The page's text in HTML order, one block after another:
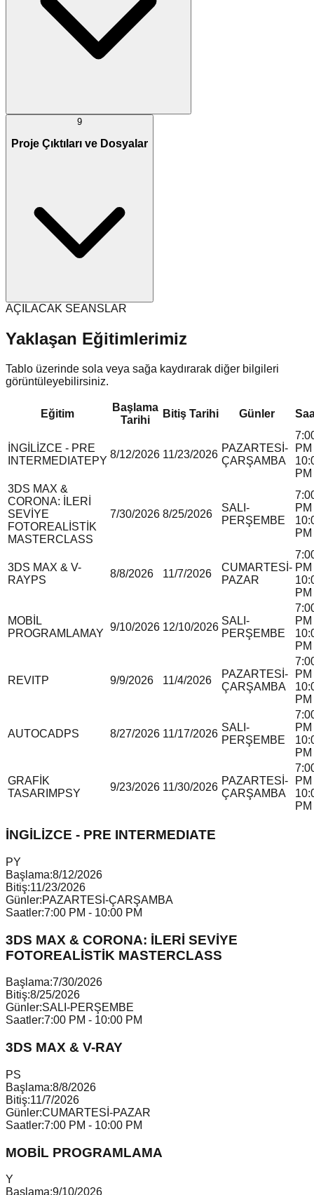
9
Proje Çıktıları ve Dosyalar
AÇILACAK SEANSLAR
Yaklaşan Eğitimlerimiz
Tablo üzerinde sola veya sağa kaydırarak diğer bilgileri
görüntüleyebilirsiniz.
Eğitim
Başlama
Tarihi
Bitiş Tarihi Günler
İNGİLİZCE - PRE
INTERMEDIATEPY
8/12/2026 11/23/2026
PAZARTESİ-
ÇARŞAMBA
PM
PM
3DS MAX &
CORONA: İLERİ
SEVİYE
FOTOREALİSTİK
MASTERCLASS
7/30/2026 8/25/2026
SALI-
PERŞEMBE
PM
PM
3DS MAX & V-
RAYPS
8/8/2026 11/7/2026
CUMARTESİ-
PAZAR
PM
PM
MOBİL
PROGRAMLAMAY
9/10/2026 12/10/2026
SALI-
PERŞEMBE
PM
PM
REVITP 9/9/2026 11/4/2026
PAZARTESİ-
ÇARŞAMBA
PM
PM
AUTOCADPS 8/27/2026 11/17/2026
SALI-
PERŞEMBE
PM
PM
GRAFİK
TASARIM PSY
9/23/2026 11/30/2026
PAZARTESİ-
ÇARŞAMBA
PM
PM
İNGİLİZCE - PRE INTERMEDIATE
PY
Başlama:8/12/2026
Bitiş:11/23/2026
Günler:PAZARTESİ-ÇARŞAMBA
Saatler:7:00 PM - 10:00 PM
3DS MAX & CORONA: İLERİ SEVİYE
FOTOREALİSTİK MASTERCLASS
Başlama:7/30/2026
Bitiş:8/25/2026
Günler:SALI-PERŞEMBE
Saatler:7:00 PM - 10:00 PM
3DS MAX & V-RAY
PS
Başlama:8/8/2026
Bitiş:11/7/2026
Günler:CUMARTESİ-PAZAR
Saatler:7:00 PM - 10:00 PM
MOBİL PROGRAMLAMA
Y
Başlama:9/10/2026